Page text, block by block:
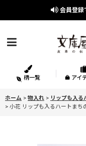
会員登録
柄一覧 アイ
ホーム > 物入れ > リップも入る
> 小花 リップも入るハートまち